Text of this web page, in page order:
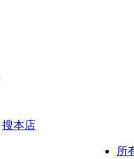
搜本店
所